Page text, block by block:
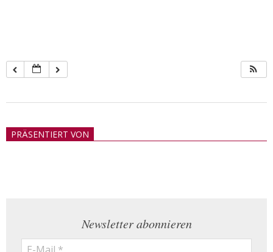
21
PRÄSENTIERT VON
Newsletter abonnieren